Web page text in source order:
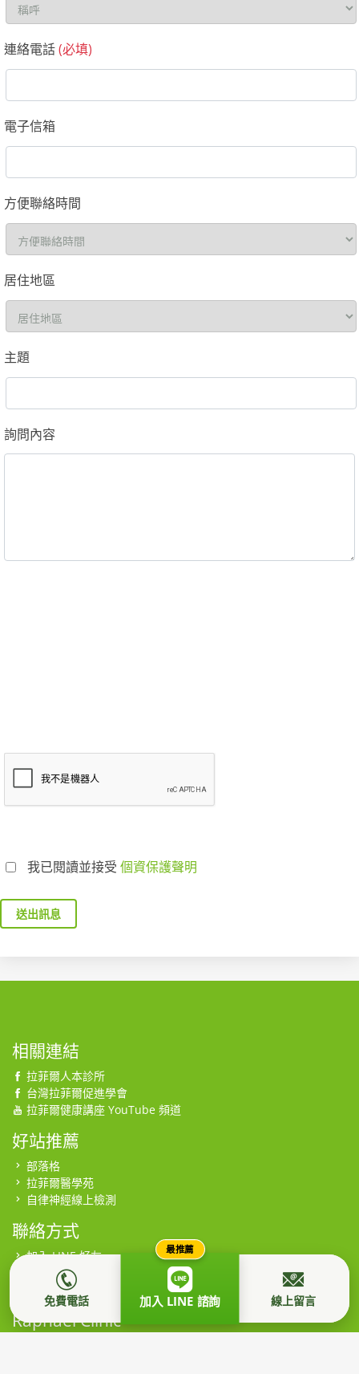
連絡電話(必填)
電子信箱
方便聯絡時間
居住地區
主題
詢問內容
我已閱讀並接受 個資保護聲明
送出訊息
相關連結
拉菲爾人本診所
台灣拉菲爾促進學會
拉菲爾健康講座 YouTube 頻道
好站推薦
部落格
拉菲爾醫學苑
自律神經線上檢測
聯絡方式
加入 LINE 好友
連絡電話
留言給我們
Raphael Clinic
免費電話
最推薦
加入 LINE 諮詢 線上留言